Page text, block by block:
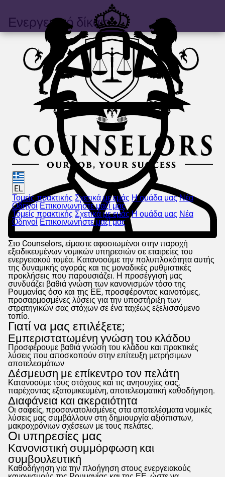
EL
Τομείς πρακτικής Σχετικά με εμάς Η ομάδα μας Νέα
Οδηγοί Επικοινωνήστε μαζί μας
Τομείς πρακτικής Σχετικά με εμάς Η ομάδα μας Νέα
Οδηγοί Επικοινωνήστε μαζί μας
Ενεργειακό δίκαιο
Στο Counselors, είμαστε αφοσιωμένοι στην παροχή
εξειδικευμένων νομικών υπηρεσιών σε εταιρείες του
ενεργειακού τομέα. Κατανοούμε την πολυπλοκότητα αυτής
της δυναμικής αγοράς και τις μοναδικές ρυθμιστικές
προκλήσεις που παρουσιάζει. Η προσέγγισή μας
συνδυάζει βαθιά γνώση των κανονισμών τόσο της
Ρουμανίας όσο και της ΕΕ, προσφέροντας καινοτόμες,
προσαρμοσμένες λύσεις για την υποστήριξη των
στρατηγικών σας στόχων σε ένα ταχέως εξελισσόμενο
τοπίο.
Γιατί να μας επιλέξετε;
Εμπεριστατωμένη γνώση του κλάδου
Προσφέρουμε βαθιά γνώση του κλάδου και πρακτικές
λύσεις που αποσκοπούν στην επίτευξη μετρήσιμων
αποτελεσμάτων
Δέσμευση με επίκεντρο τον πελάτη
Κατανοούμε τους στόχους και τις ανησυχίες σας,
παρέχοντας εξατομικευμένη, αποτελεσματική καθοδήγηση.
Διαφάνεια και ακεραιότητα
Οι σαφείς, προσανατολισμένες στα αποτελέσματα νομικές
λύσεις μας συμβάλλουν στη δημιουργία αξιόπιστων,
μακροχρόνιων σχέσεων με τους πελάτες.
Οι υπηρεσίες μας
Κανονιστική συμμόρφωση και
συμβουλευτική
Καθοδήγηση για την πλοήγηση στους ενεργειακούς